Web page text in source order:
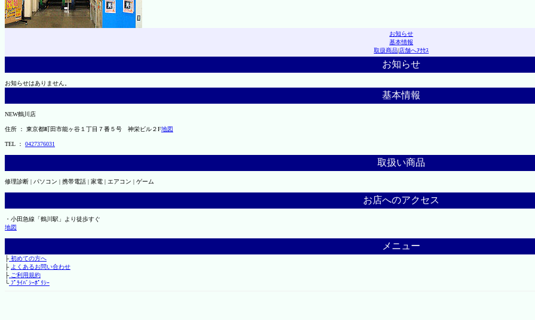
お知らせ
基本情報
取扱商品|店舗へｱｸｾｽ
お知らせ
お知らせはありません。
基本情報
NEW鶴川店
住所 ： 東京都町田市能ヶ谷１丁目７番５号 神栄ビル２F地図
TEL ： 0427376031
取扱い商品
修理診断 | パソコン | 携帯電話 | 家電 | エアコン | ゲーム
お店へのアクセス
・小田急線「鶴川駅」より徒歩すぐ
地図
メニュー
├初めての方へ
├ よくあるお問い合わせ
├ご利用規約
└ﾌﾟﾗｲﾊﾞｼｰﾎﾟﾘｼｰ